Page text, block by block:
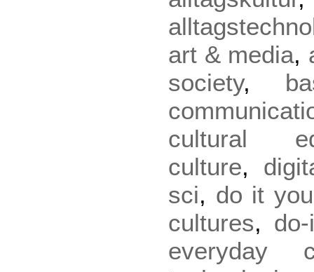
art & media,
society,
cultural
culture,
sci, do it
cultures,
everyday